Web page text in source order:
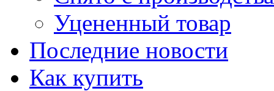
Уцененный товар
Последние новости
Как купить